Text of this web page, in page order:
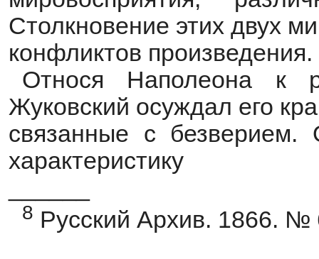
Столкновение этих двух
конфликтов произведения.
Относя Наполеона к
Жуковский осуждал его
связанные с безверием.
характеристику
8 Русский Архив. 1866. №